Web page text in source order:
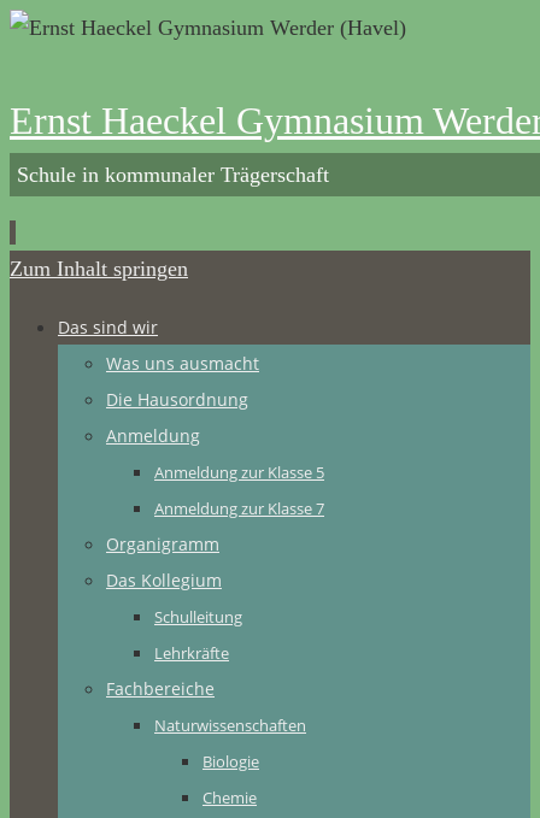
Ernst Haeckel Gymnasium
Schule in kommunaler Trägerschaft
Zum Inhalt springen
Das sind wir
Was uns ausmacht
Die Hausordnung
Anmeldung
Anmeldung zur Klasse 5
Anmeldung zur Klasse 7
Organigramm
Das Kollegium
Schulleitung
Lehrkräfte
Fachbereiche
Naturwissenschaften
Biologie
Chemie